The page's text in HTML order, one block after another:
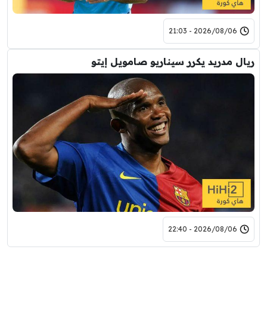
2026/08/06 - 21:03
ريال مدريد يكرر سيناريو صامويل إيتو
2026/08/06 - 22:40